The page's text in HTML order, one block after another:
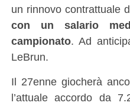
un rinnovo contrattuale
con un salario
campionato. Ad
LeBrun.
Il 27enne giocherà
l’attuale accordo da